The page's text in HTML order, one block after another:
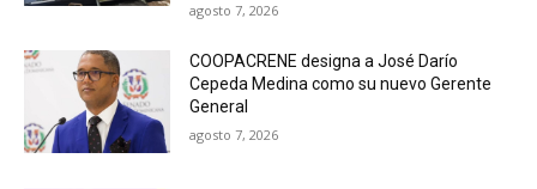
agosto 7, 2026
COOPACRENE designa a José Darío
Cepeda Medina como su nuevo Gerente
General
agosto 7, 2026